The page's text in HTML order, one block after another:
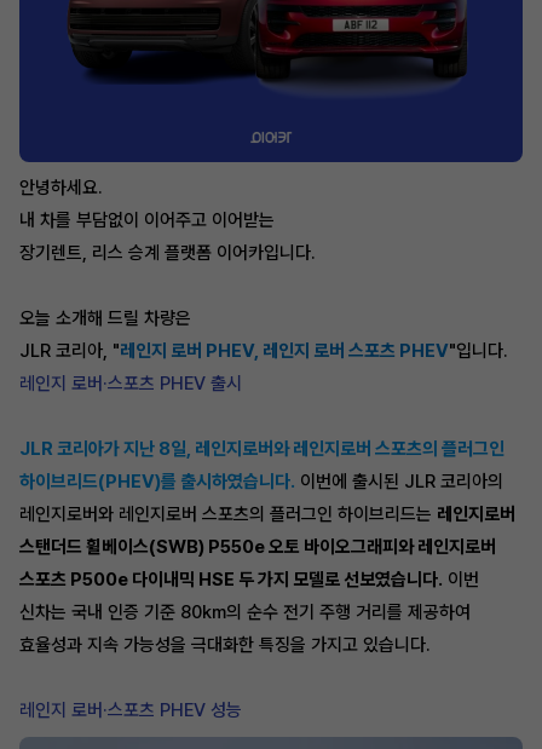
안녕하세요.
내 차를 부담없이 이어주고 이어받는
장기렌트, 리스 승계 플랫폼 이어카입니다.
오늘 소개해 드릴 차량은
JLR 코리아, "레인지 로버 PHEV, 레인지 로버 스포츠 PHEV"입니다.
레인지 로버·스포츠 PHEV 출시
JLR 코리아가 지난 8일, 레인지로버와 레인지로버 스포츠의 플러그인
하이브리드(PHEV)를 출시하였습니다. 이번에 출시된 JLR 코리아의
레인지로버와 레인지로버 스포츠의 플러그인 하이브리드는 레인지로버
스탠더드 휠베이스(SWB) P550e 오토 바이오그래피와 레인지로버
스포츠 P500e 다이내믹 HSE 두 가지 모델로 선보였습니다. 이번
신차는 국내 인증 기준 80km의 순수 전기 주행 거리를 제공하여
효율성과 지속 가능성을 극대화한 특징을 가지고 있습니다.
레인지 로버·스포츠 PHEV 성능